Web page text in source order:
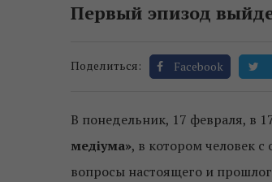
Первый эпизод
Поделиться: Facebook
В понедельник, 17 февраля, в
медіума», в котором человек
вопросы настоящего и